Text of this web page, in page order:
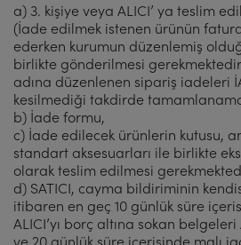
a) 3. kişiye veya ALICI’ ya teslim
(İade edilmek istenen ürünün
ederken kurumun düzenlemiş
birlikte gönderilmesi
adına düzenlenen sipariş iadeleri
kesilmediği takdirde
b) İade formu,
c) İade edilecek ürünlerin kutusu,
standart aksesuarları ile birlikte
olarak teslim edilmesi
d) SATICI, cayma bildiriminin
itibaren en geç 10 günlük süre
ALICI’yı borç altına sokan
ve 20 günlük süre içerisinde malı